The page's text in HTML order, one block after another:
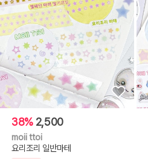
38% 2,500
moii ttoi
요리조리 일반마테